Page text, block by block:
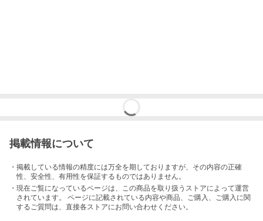
掲載情報について
・掲載している情報の精度には万全を期しておりますが、その内容の正確
性、安全性、有用性を保証するものではありません。
・現在ご覧になっているページは、この商品を取り扱うストアによって運営
されています。 ページに記載されている内容や商品、ご購入 、ご購入に関
するご質問は、直接各ストアにお問い合わせください。